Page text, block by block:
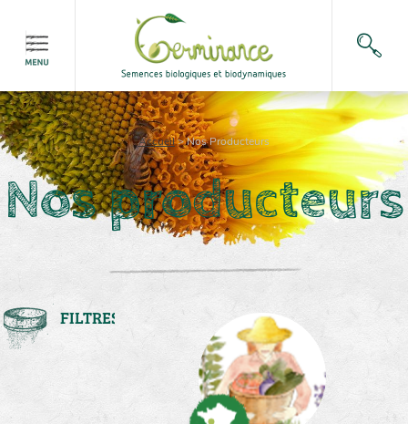
Accueil>Nos Producteurs
Nos producteurs
FILTRES